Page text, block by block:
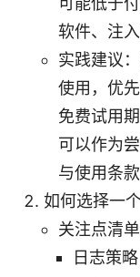
软件、注
实践建议
使用，优
免费试用
可以作为
与使用条款
如何选择一
关注点清单
日志策